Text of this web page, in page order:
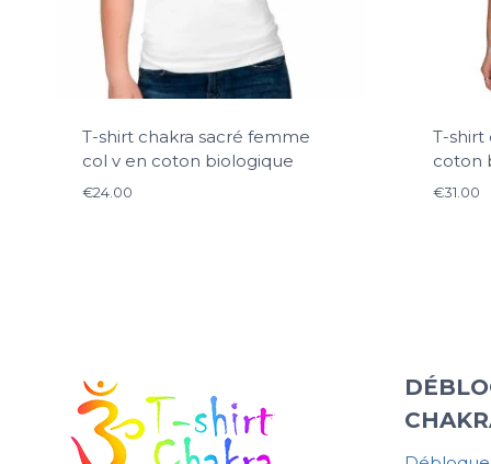
T-shirt chakra sacré femme
col v en coton biologique
€24.00
T-shirt
coton
€31.00